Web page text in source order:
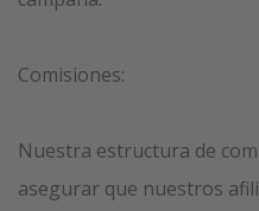
Comisiones:
Nuestra estructura de
asegurar que nuestros